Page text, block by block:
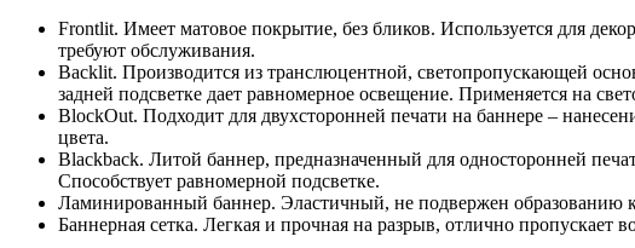
Frontlit. Имеет матовое покрытие, без бликов. Используется для
требуют обслуживания.
Backlit. Производится из транслюцентной, светопропускающей
задней подсветке дает равномерное освещение. Применяется на
BlockOut. Подходит для двухсторонней печати на баннере –
цвета.
Blackback. Литой баннер, предназначенный для односторонней
Способствует равномерной подсветке.
Ламинированный баннер. Эластичный, не подвержен образованию
Баннерная сетка. Легкая и прочная на разрыв, отлично пропускает